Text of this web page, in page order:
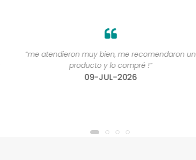
“me atendieron muy bien, me recomendaron un
producto y lo compré !”
09-JUL-2026